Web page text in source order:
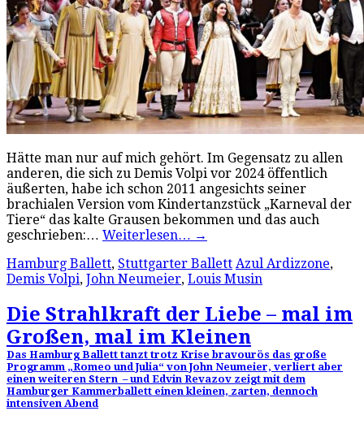
Hätte man nur auf mich gehört. Im Gegensatz zu allen
anderen, die sich zu Demis Volpi vor 2024 öffentlich
äußerten, habe ich schon 2011 angesichts seiner
brachialen Version vom Kindertanzstück „Karneval der
Tiere“ das kalte Grausen bekommen und das auch
geschrieben:… Weiterlesen… →
Hamburg Ballett, Stuttgarter Ballett Azul Ardizzone,
Demis Volpi, John Neumeier, Louis Musin
Die Strahlkraft der Liebe – mal im
Großen, mal im Kleinen
Das Hamburg Ballett tanzt trotz Krise bravourös das große
Programm „Romeo und Julia“ von John Neumeier, verliert aber
einen weiteren Stern – und Edvin Revazov zeigt mit dem
Hamburger Kammerballett einen kleinen, zarten, dennoch
intensiven Abend